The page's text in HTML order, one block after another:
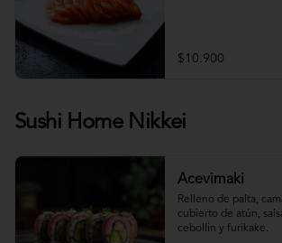
$10.900
Sushi Home Nikkei
Acevimaki
Relleno de palta,
cubierto de atún,
cebollin y furikake.